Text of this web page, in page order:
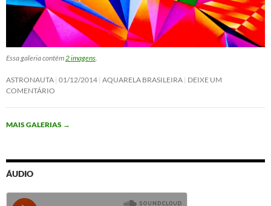
Essa galeria contém2 imagens.
ASTRONAUTA 01/12/2014 AQUARELA BRASILEIRA DEIXE UM
COMENTÁRIO
MAIS GALERIAS →
ÁUDIO